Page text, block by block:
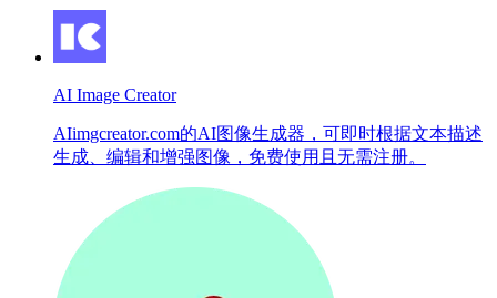
AI Image Creator
AIimgcreator.com的AI图像生成器，可即时根据文本描述
生成、编辑和增强图像，免费使用且无需注册。